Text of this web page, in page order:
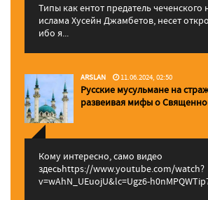
Типы как ентот предатель чеченского
ислама Хусейн Джамбетов, несет
ибо я...
ARSLAN 11.06.2024, 02:50
Русские мусульмане на
pазвеивая мифы о
Кому интересно, само видео
здесьhttps://www.youtube.com/watch?
v=wAhN_UEuojU&lc=Ugz6-